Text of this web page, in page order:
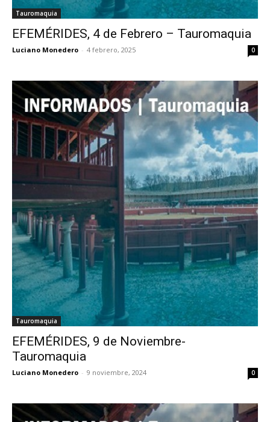
Tauromaquia
EFEMÉRIDES, 4 de Febrero – Tauromaquia
Luciano Monedero - 4 febrero, 2025 0
Tauromaquia
EFEMÉRIDES, 9 de Noviembre-
Tauromaquia
Luciano Monedero - 9 noviembre, 2024 0